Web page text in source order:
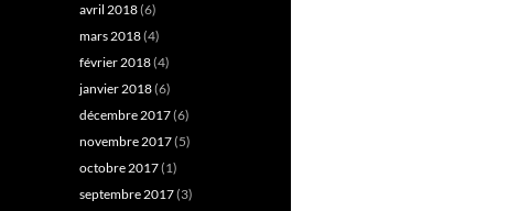
avril 2018(6)
mars 2018(4)
février 2018(4)
janvier 2018(6)
décembre 2017(6)
novembre 2017(5)
octobre 2017(1)
septembre 2017(3)